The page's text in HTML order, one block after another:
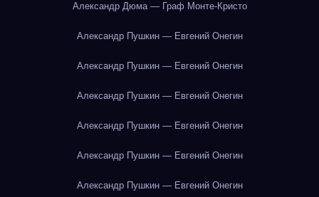
Александр Дюма — Граф Монте-Кристо
Александр Пушкин — Евгений Онегин
Александр Пушкин — Евгений Онегин
Александр Пушкин — Евгений Онегин
Александр Пушкин — Евгений Онегин
Александр Пушкин — Евгений Онегин
Александр Пушкин — Евгений Онегин